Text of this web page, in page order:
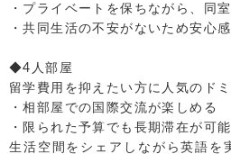
・プライベートを保ちながら、同
・共同生活の不安がないため安心
◆4人部屋
留学費用を抑えたい方に人気のド
・相部屋での国際交流が楽しめる
・限られた予算でも長期滞在が可能
生活空間をシェアしながら英語を